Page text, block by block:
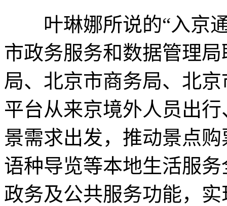
叶琳娜所说的“入京通
市政务服务和数据管理
局、北京市商务局、北
平台从来京境外人员出
景需求出发，推动景点
语种导览等本地生活服
政务及公共服务功能，